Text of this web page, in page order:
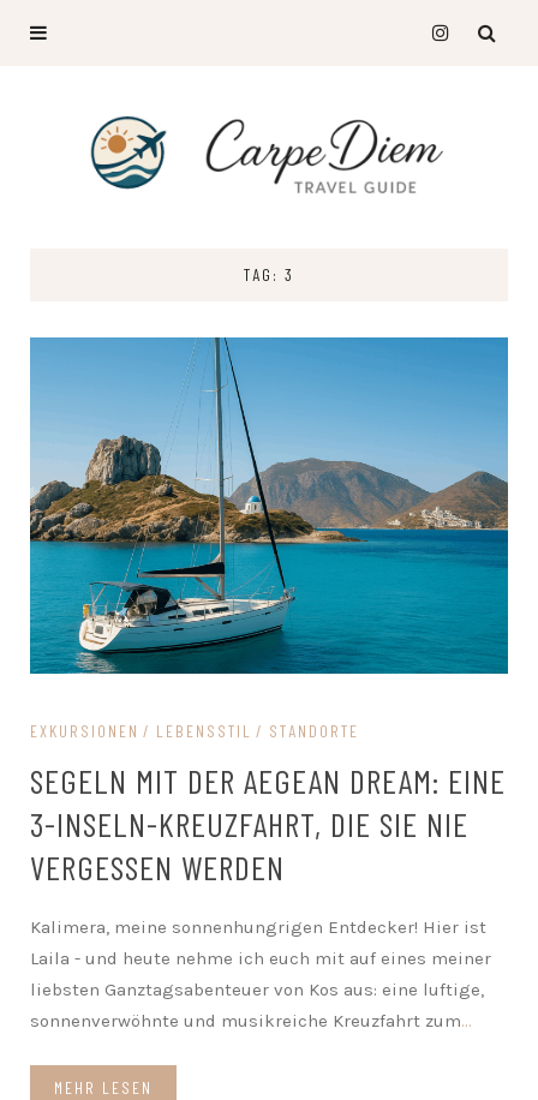
TAG: 3
EXKURSIONEN LEBENSSTIL STANDORTE
SEGELN MIT DER AEGEAN DREAM: EINE
3-INSELN-KREUZFAHRT, DIE SIE NIE
VERGESSEN WERDEN
Kalimera, meine sonnenhungrigen Entdecker! Hier ist
Laila - und heute nehme ich euch mit auf eines meiner
liebsten Ganztagsabenteuer von Kos aus: eine luftige,
sonnenverwöhnte und musikreiche Kreuzfahrt zum...
MEHR LESEN